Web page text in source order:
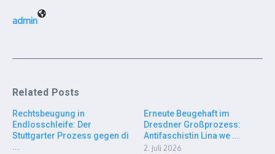
admin
Related Posts
Rechtsbeugung in
Endlosschleife: Der
Stuttgarter Prozess gegen di
...
Erneute Beugehaft im
Dresdner Großprozess:
Antifaschistin Lina we ...
2. Juli 2026